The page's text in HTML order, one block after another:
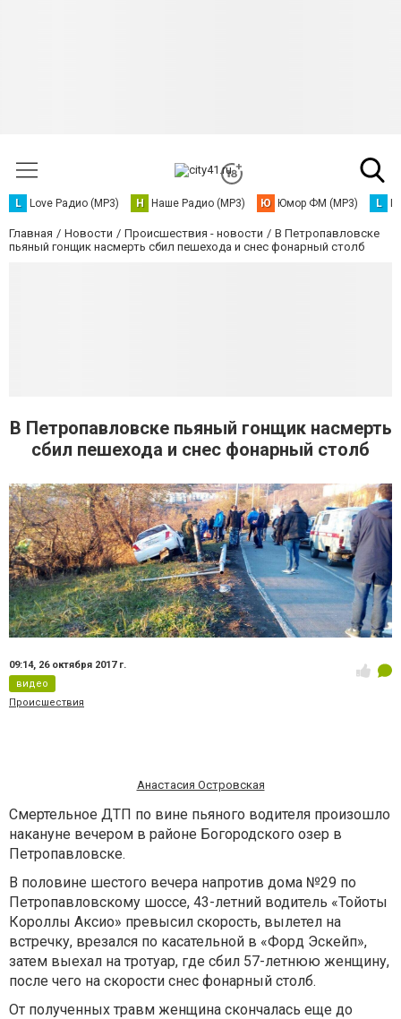
L Love Радио (MP3) Н Наше Радио (MP3) Ю Юмор ФМ (MP3) L
Главная Новости Происшествия - новости
В Петропавловске
пьяный гонщик насмерть сбил пешехода и снес фонарный столб
В Петропавловске пьяный гонщик насмерть
сбил пешехода и снес фонарный столб
09:14, 26 октября 2017 г.
видео
Происшествия
Анастасия Островская
Смертельное ДТП по вине пьяного водителя произошло
накануне вечером в районе Богородского озер в
Петропавловске.
В половине шестого вечера напротив дома №29 по
Петропавловскому шоссе, 43-летний водитель «Тойоты
Короллы Аксио» превысил скорость, вылетел на
встречку, врезался по касательной в «Форд Эскейп»,
затем выехал на тротуар, где сбил 57-летнюю женщину,
после чего на скорости снес фонарный столб.
От полученных травм женщина скончалась еще до